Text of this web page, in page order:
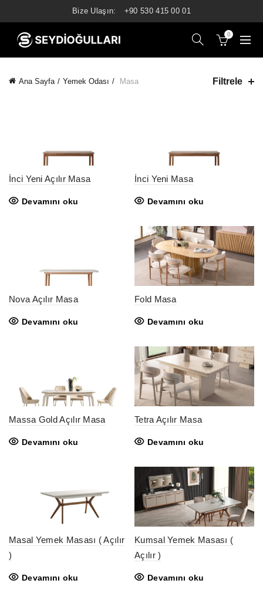
Bize Ulaşın: +90 530 415 00 01
0
Ana Sayfa Yemek Odası Masa Filtrele
İnci Yeni Açılır Masa
Devamını oku
İnci Yeni Masa
Devamını oku
Nova Açılır Masa
Devamını oku
Fold Masa
Devamını oku
Massa Gold Açılır Masa
Devamını oku
Tetra Açılır Masa
Devamını oku
Masal Yemek Masası ( Açılır
)
Devamını oku
Kumsal Yemek Masası (
Açılır )
Devamını oku